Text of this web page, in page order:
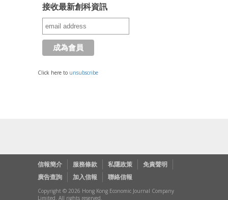
接收最新創科資訊
Click here to unsubscribe
信報簡介 服務條款 私隱政策
免責聲明
廣告查詢
加入信報 聯絡信報
Copyright © 2026 Hong Kong Economic Journal Company
Limited. All rights reserved.